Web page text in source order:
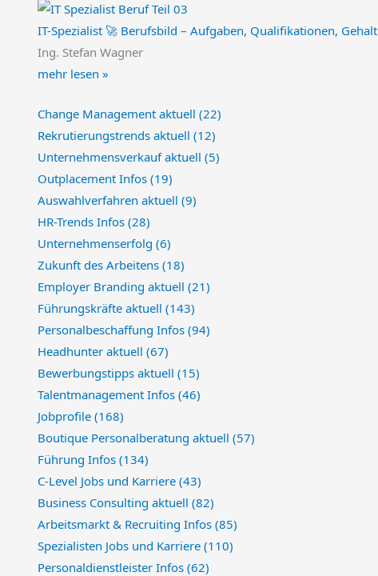
IT-Spezialist 🚀 Berufsbild – Aufgaben, Qualifikationen, Gehalt
Ing. Stefan Wagner
mehr lesen »
Change Management aktuell (22)
Rekrutierungstrends aktuell (12)
Unternehmensverkauf aktuell (5)
Outplacement Infos (19)
Auswahlverfahren aktuell (9)
HR-Trends Infos (28)
Unternehmenserfolg (6)
Zukunft des Arbeitens (18)
Employer Branding aktuell (21)
Führungskräfte aktuell (143)
Personalbeschaffung Infos (94)
Headhunter aktuell (67)
Bewerbungstipps aktuell (15)
Talentmanagement Infos (46)
Jobprofile (168)
Boutique Personalberatung aktuell (57)
Führung Infos (134)
C-Level Jobs und Karriere (43)
Business Consulting aktuell (82)
Arbeitsmarkt & Recruiting Infos (85)
Spezialisten Jobs und Karriere (110)
Personaldienstleister Infos (62)